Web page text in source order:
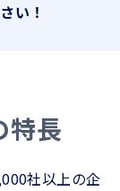
い！
特長
社以上の企